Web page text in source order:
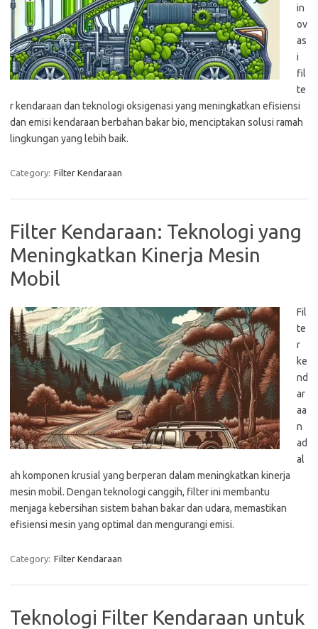
in
ov
as
i
fil
te
r kendaraan dan teknologi oksigenasi yang meningkatkan efisiensi
dan emisi kendaraan berbahan bakar bio, menciptakan solusi ramah
lingkungan yang lebih baik.
Category: Filter Kendaraan
Filter Kendaraan: Teknologi yang
Meningkatkan Kinerja Mesin
Mobil
Fil
te
r
ke
nd
ar
aa
n
ad
al
ah komponen krusial yang berperan dalam meningkatkan kinerja
mesin mobil. Dengan teknologi canggih, filter ini membantu
menjaga kebersihan sistem bahan bakar dan udara, memastikan
efisiensi mesin yang optimal dan mengurangi emisi.
Category: Filter Kendaraan
Teknologi Filter Kendaraan untuk